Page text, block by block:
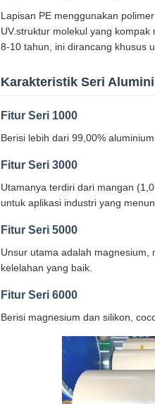
Lapisan PE menggunakan
UV.struktur molekul yang
8-10 tahun, ini dirancang khusus
Karakteristik Seri
Fitur Seri 1000
Berisi lebih dari 99,00%
Fitur Seri 3000
Utamanya terdiri dari mangan
untuk aplikasi industri yang
Fitur Seri 5000
Unsur utama adalah magnesium,
kelelahan yang baik.
Fitur Seri 6000
Berisi magnesium dan silikon,